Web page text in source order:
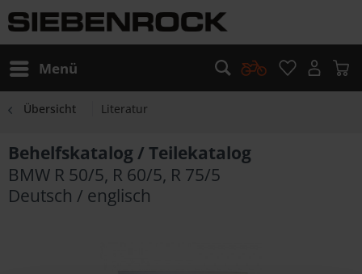
Menü
Übersicht Literatur
Behelfskatalog / Teilekatalog
BMW R 50/5, R 60/5, R 75/5
Deutsch / englisch